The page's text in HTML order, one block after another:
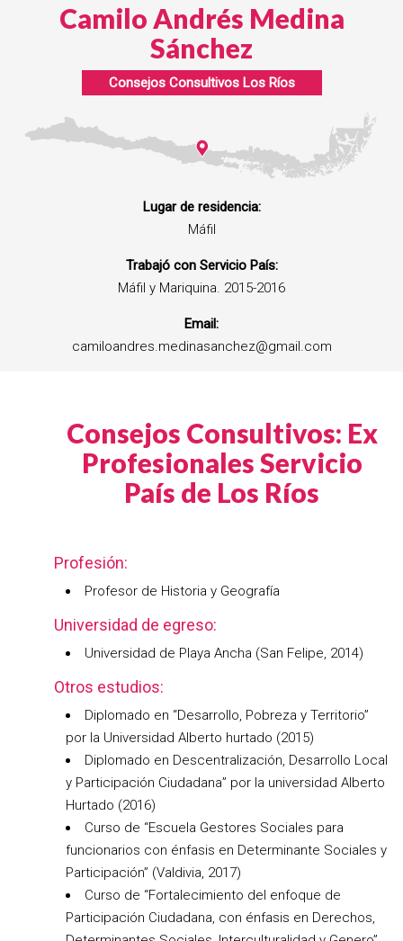
Camilo Andrés Medina
Sánchez
Consejos Consultivos Los Ríos
Lugar de residencia:
Máfil
Trabajó con Servicio País:
Máfil y Mariquina. 2015-2016
Email:
camiloandres.medinasanchez@gmail.com
Consejos Consultivos: Ex
Profesionales Servicio
País de Los Ríos
Profesión:
Profesor de Historia y Geografía
Universidad de egreso:
Universidad de Playa Ancha (San Felipe, 2014)
Otros estudios:
Diplomado en “Desarrollo, Pobreza y Territorio”
por la Universidad Alberto hurtado (2015)
Diplomado en Descentralización, Desarrollo Local
y Participación Ciudadana” por la universidad Alberto
Hurtado (2016)
Curso de “Escuela Gestores Sociales para
funcionarios con énfasis en Determinante Sociales y
Participación” (Valdivia, 2017)
Curso de “Fortalecimiento del enfoque de
Participación Ciudadana, con énfasis en Derechos,